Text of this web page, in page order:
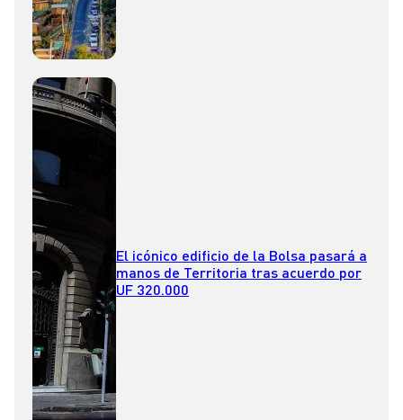
El icónico edificio de la Bolsa pasará a
manos de Territoria tras acuerdo por
UF 320.000